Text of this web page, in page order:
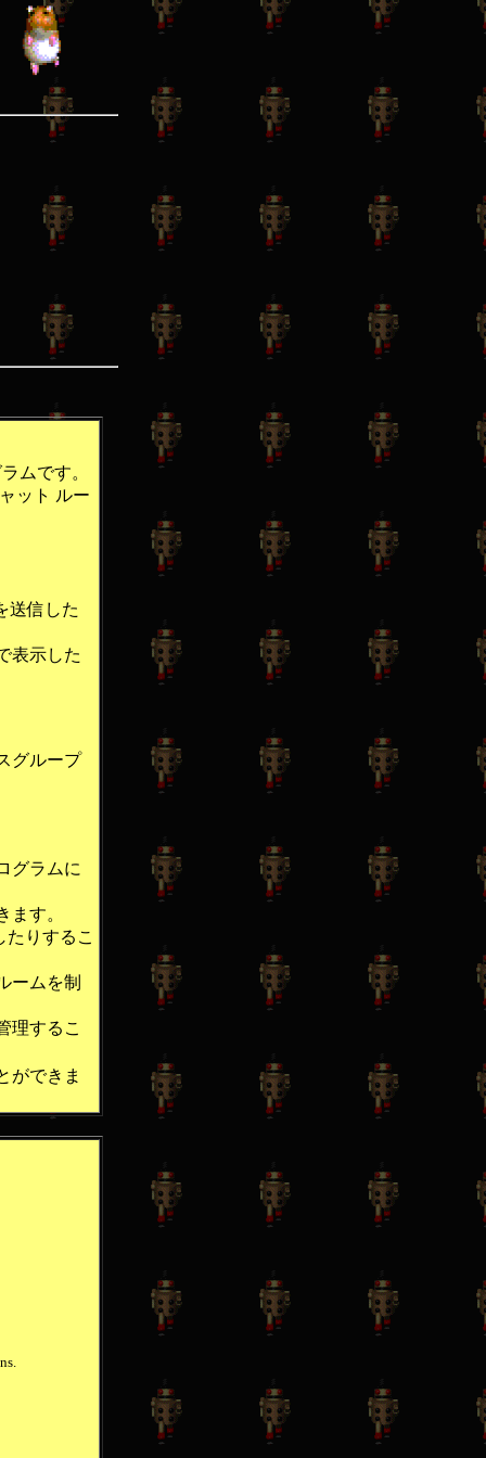
ムです。
ット ルー
送信した
表示した
グループ
グラムに
す。
りするこ
ームを制
理するこ
ができま